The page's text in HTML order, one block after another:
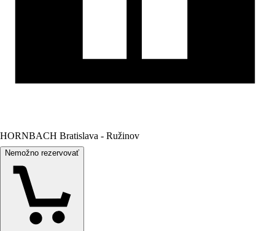
HORNBACH Bratislava - Ružinov
Nemožno rezervovať